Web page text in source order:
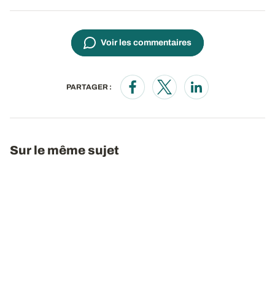
Voir les commentaires
PARTAGER :
Opens in a new window
Opens in a new window
Opens in a new
Sur le même sujet